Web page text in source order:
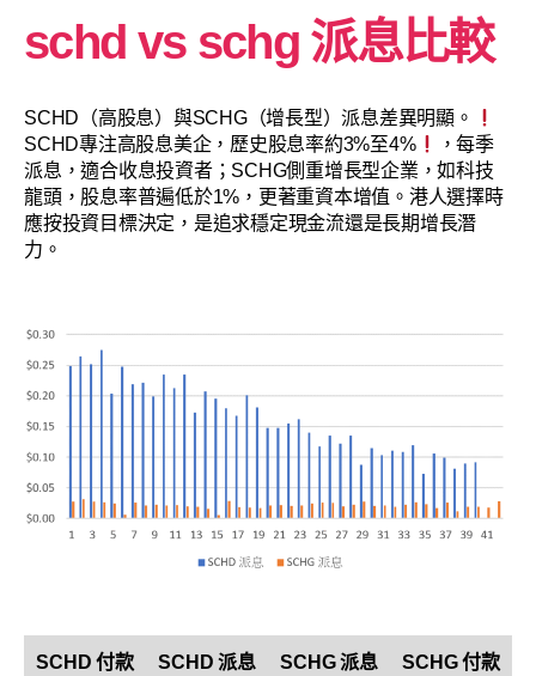
schd vs schg 派息比較
SCHD（高股息）與SCHG（增長型）派息差異明顯。
SCHD專注高股息美企，歷史股息率約3%至4%
，每季
派息，適合收息投資者；SCHG側重增長型企業，如科技
龍頭，股息率普遍低於1%，更著重資本增值。港人選擇時
應按投資目標決定，是追求穩定現金流還是長期增長潛
力。
SCHD 付款
SCHD 派息 SCHG 派息
SCHG 付款